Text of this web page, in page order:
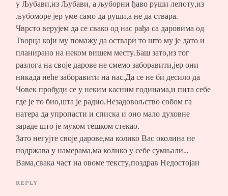
у Љубави,из Љубави, а љуборни ђаво руши лепоту,из
љубоморе јер уме само да руши,а не да ствара.
Чврсто верујем да се свако од нас рађа са даровима од
Творца који му помажу да оствари то што му је дато и
планирано на неком вишем месту.Баш зато,из тог
разлога на своје дарове не смемо заборавити,јер они
никада неће заборавити на нас.Да се не би десило да
Човек пробуди се у неким касним годинама,и пита себе
где је то био,шта је радио.Незадовољство собом га
натера да упропасти и списка и оно мало духовне
зараде што је муком тешком стекао.
Зато негујте своје дарове,ма колико Вас околина не
подржава у намерама,ма колико у себе сумњали…
Вама,свака част на овоме тексту,поздрав Недостојан
REPLY